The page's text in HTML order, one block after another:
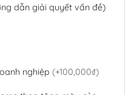
dẫn giải quyết vấn đề)
nghiệp (+100,000₫)